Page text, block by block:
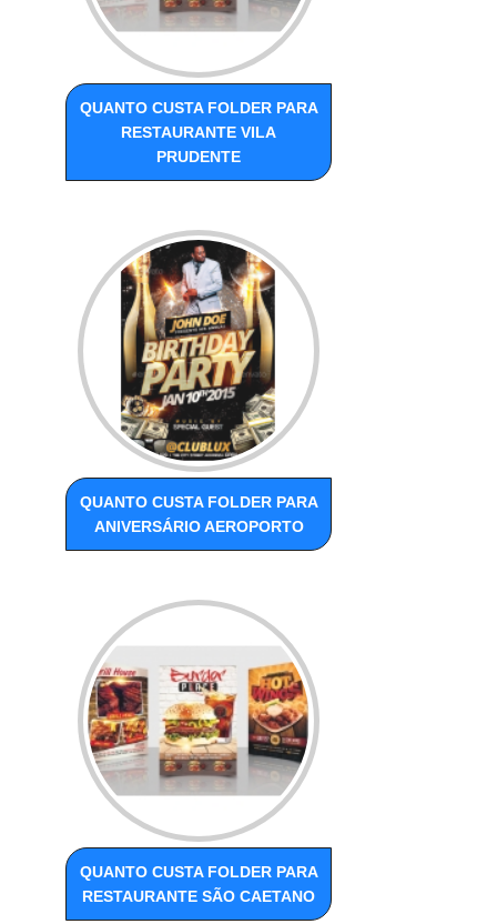
QUANTO CUSTA FOLDER PARA
RESTAURANTE VILA
PRUDENTE
QUANTO CUSTA FOLDER PARA
ANIVERSÁRIO AEROPORTO
QUANTO CUSTA FOLDER PARA
RESTAURANTE SÃO CAETANO